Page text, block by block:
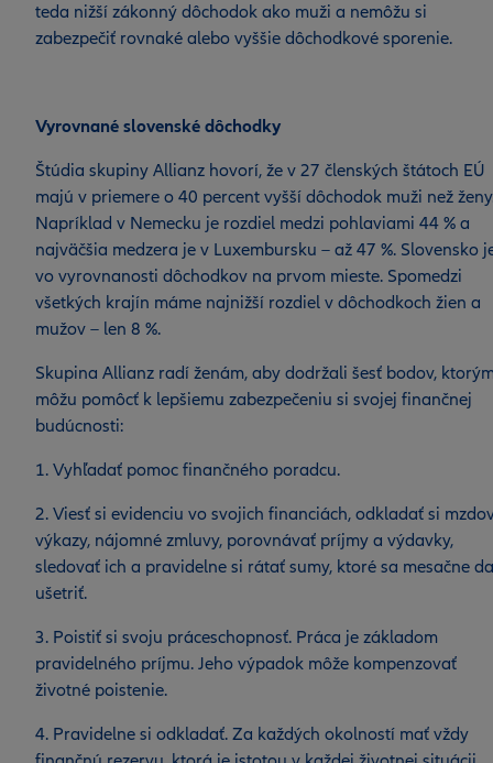
teda nižší zákonný dôchodok ako muži a nemôžu si
zabezpečiť rovnaké alebo vyššie dôchodkové sporenie.
Vyrovnané slovenské dôchodky
Štúdia skupiny Allianz hovorí, že v 27 členských štátoch EÚ
majú v priemere o 40 percent vyšší dôchodok muži než
Napríklad v Nemecku je rozdiel medzi pohlaviami 44 % a
najväčšia medzera je v Luxembursku – až 47 %. Slovensko
vo vyrovnanosti dôchodkov na prvom mieste. Spomedzi
všetkých krajín máme najnižší rozdiel v dôchodkoch žien a
mužov – len 8 %.
Skupina Allianz radí ženám, aby dodržali šesť bodov,
môžu pomôcť k lepšiemu zabezpečeniu si svojej finančnej
budúcnosti:
1. Vyhľadať pomoc finančného poradcu.
2. Viesť si evidenciu vo svojich financiách, odkladať si
výkazy, nájomné zmluvy, porovnávať príjmy a výdavky,
sledovať ich a pravidelne si rátať sumy, ktoré sa mesačne
ušetriť.
3. Poistiť si svoju práceschopnosť. Práca je základom
pravidelného príjmu. Jeho výpadok môže kompenzovať
životné poistenie.
4. Pravidelne si odkladať. Za každých okolností mať vždy